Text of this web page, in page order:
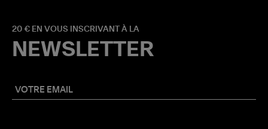
20 € EN VOUS INSCRIVANT À LA
NEWSLETTER